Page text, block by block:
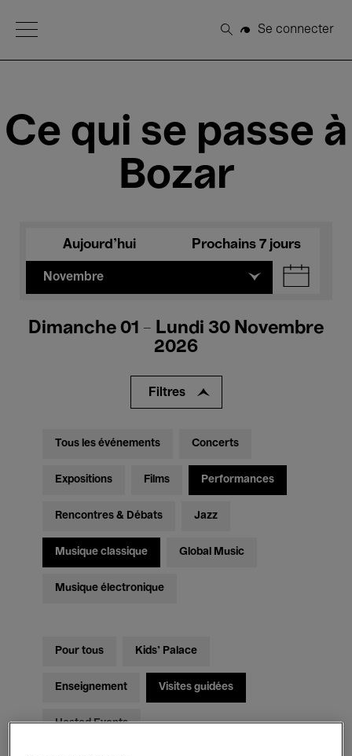
Open Menu
Rechercher
Se connecter
Ce qui se passe à
Bozar
Aujourd'hui Prochains 7 jours
Novembre
Dimanche 01 - Lundi 30 Novembre
2026
Filtres
Tous les événements Concerts
Expositions Films Performances
Rencontres & Débats Jazz
Musique classique Global Music
Musique électronique
Pour tous Kids’ Palace
Enseignement Visites guidées
Hosted Events